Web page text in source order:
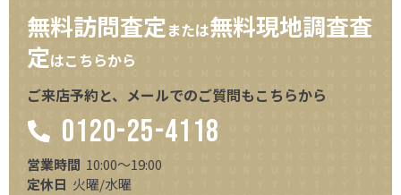
無料訪問査定または無料現地調査査
定はこちらから
ご来店予約と、メールでのご質問もこちらから
0120-25-4118
営業時間 10:00～19:00
定休日 火曜/水曜